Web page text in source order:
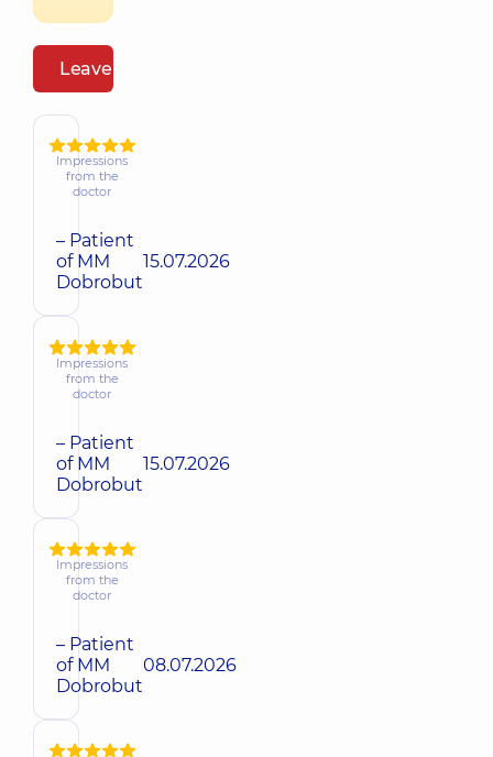
Leave a review
Impressions
from the
doctor
– Patient
of MM
Dobrobut
15.07.2026
Impressions
from the
doctor
– Patient
of MM
Dobrobut
15.07.2026
Impressions
from the
doctor
– Patient
of MM
Dobrobut
08.07.2026